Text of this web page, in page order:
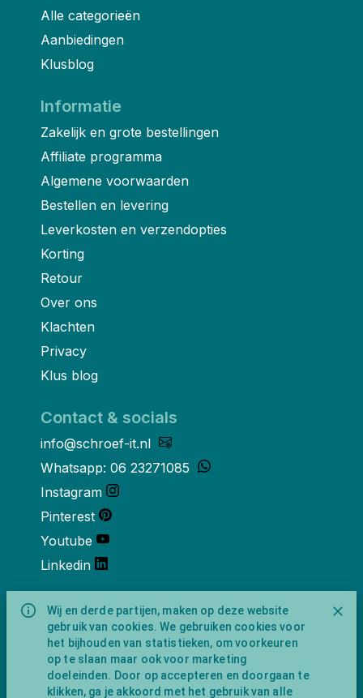
Wij en derde partijen, maken op deze website
gebruik van cookies. We gebruiken cookies voor
het bijhouden van statistieken, om voorkeuren
op te slaan maar ook voor marketing
doeleinden. Door op accepteren en doorgaan te
klikken, ga je akkoord met het gebruik van alle
Alle categorieën
Aanbiedingen
Klusblog
Informatie
Zakelijk en grote bestellingen
Affiliate programma
Algemene voorwaarden
Bestellen en levering
Leverkosten en verzendopties
Korting
Retour
Over ons
Klachten
Privacy
Klus blog
Contact & socials
info@schroef-it.nl
Whatsapp: 06 23271085
Instagram
Pinterest
Youtube
Linkedin
Over ons
Schroef-it is een handelsnaam van
NewFeather B.V. geregisteerd onder KVK
nummer 91702593 met BTW-
identificatienummer NL865743009B01.